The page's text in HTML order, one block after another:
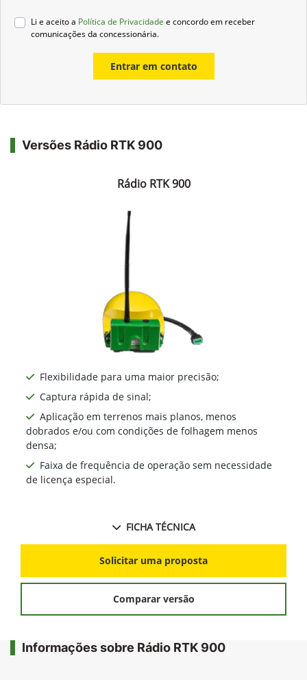
Li e aceito a Política de Privacidade e concordo em receber
comunicações da concessionária.
Entrar em contato
Versões Rádio RTK 900
Rádio RTK 900
Flexibilidade para uma maior precisão;
Captura rápida de sinal;
Aplicação em terrenos mais planos, menos
dobrados e/ou com condições de folhagem menos
densa;
Faixa de frequência de operação sem necessidade
de licença especial.
FICHA TÉCNICA
Solicitar uma proposta
Comparar versão
Informações sobre Rádio RTK 900